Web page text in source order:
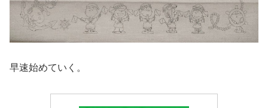
早速始めていく。